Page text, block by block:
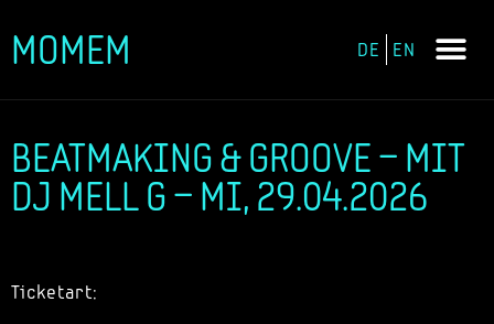
Zum
MOMEM DE EN
BEATMAKING & GROOVE – MIT
DJ MELL G – MI, 29.04.2026
Ticketart: